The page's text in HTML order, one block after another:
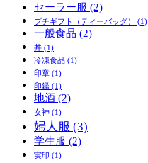
セーラー服 (2)
プチギフト（ティーバッグ） (1)
一般食品 (2)
丼 (1)
冷凍食品 (1)
印章 (1)
印鑑 (1)
地酒 (2)
女神 (1)
婦人服 (3)
学生服 (2)
実印 (1)